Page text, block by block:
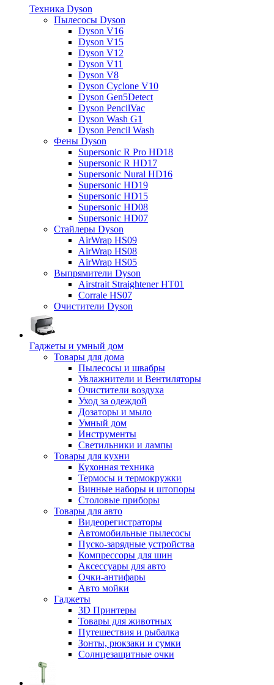
Техника Dyson
Пылесосы Dyson
Dyson V16
Dyson V15
Dyson V12
Dyson V11
Dyson V8
Dyson Cyclone V10
Dyson Gen5Detect
Dyson PencilVac
Dyson Wash G1
Dyson Pencil Wash
Фены Dyson
Supersonic R Pro HD18
Supersonic R HD17
Supersonic Nural HD16
Supersonic HD19
Supersonic HD15
Supersonic HD08
Supersonic HD07
Стайлеры Dyson
AirWrap HS09
AirWrap HS08
AirWrap HS05
Выпрямители Dyson
Airstrait Straightener HT01
Corrale HS07
Очистители Dyson
Гаджеты и умный дом
Товары для дома
Пылесосы и швабры
Увлажнители и Вентиляторы
Очистители воздуха
Уход за одеждой
Дозаторы и мыло
Умный дом
Инструменты
Светильники и лампы
Товары для кухни
Кухонная техника
Термосы и термокружки
Винные наборы и штопоры
Столовые приборы
Товары для авто
Видеорегистраторы
Автомобильные пылесосы
Пуско-зарядные устройства
Компрессоры для шин
Аксессуары для авто
Очки-антифары
Авто мойки
Гаджеты
3D Принтеры
Товары для животных
Путешествия и рыбалка
Зонты, рюкзаки и сумки
Солнцезащитные очки